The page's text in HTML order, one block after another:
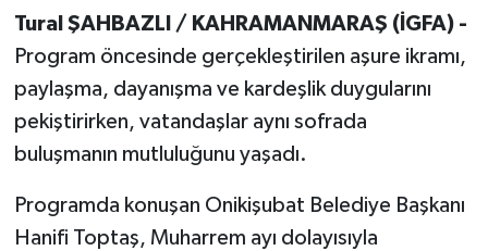
Tural ŞAHBAZLI / KAHRAMANMARAŞ (İGFA) -
Program öncesinde gerçekleştirilen aşure ikramı,
paylaşma, dayanışma ve kardeşlik duygularını
pekiştirirken, vatandaşlar aynı sofrada
buluşmanın mutluluğunu yaşadı.
Programda konuşan Onikişubat Belediye Başkanı
Hanifi Toptaş, Muharrem ayı dolayısıyla